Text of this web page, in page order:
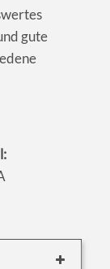
gute